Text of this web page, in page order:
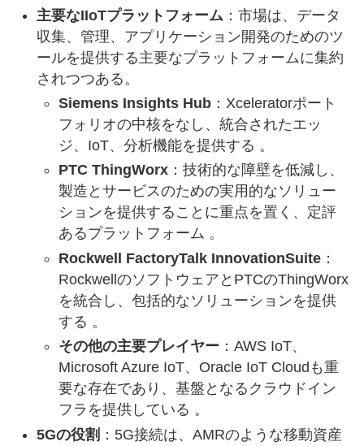
主要なIIoTプラットフォーム ：市場は、データ
収集、管理、アプリケーション開発のためのツ
ールを提供する主要なプラットフォームに集約
されつつある。
Siemens Insights Hub：Xceleratorポート
フォリオの中核をなし、統合されたエッ
ジ、IoT、分析機能を提供する 。
PTC ThingWorx：技術的な障壁を低減し、
製造とサービスのための実用的なソリュー
ションを提供することに重点を置く、定評
あるプラットフォーム 。
Rockwell FactoryTalk InnovationSuite：
RockwellのソフトウェアとPTCのThingWorx
を統合し、包括的なソリューションを提供
する 。
その他の主要プレイヤー ：AWS IoT、
Microsoft Azure IoT、Oracle IoT Cloudも重
要な存在であり、基盤となるクラウドイン
フラを提供している 。
5Gの役割 ：5G接続は、AMRのような移動資産